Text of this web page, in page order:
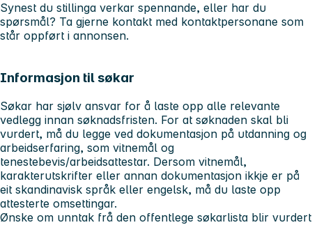
Synest du stillinga verkar spennande, eller har du
spørsmål? Ta gjerne kontakt med kontaktpersonane som
står oppført i annonsen.
Informasjon til søkar
Søkar har sjølv ansvar for å laste opp alle relevante
vedlegg innan søknadsfristen. For at søknaden skal bli
vurdert, må du legge ved dokumentasjon på utdanning og
arbeidserfaring, som vitnemål og
tenestebevis/arbeidsattestar. Dersom vitnemål,
karakterutskrifter eller annan dokumentasjon ikkje er på
eit skandinavisk språk eller engelsk, må du laste opp
attesterte omsettingar.
Ønske om unntak frå den offentlege søkarlista blir vurdert